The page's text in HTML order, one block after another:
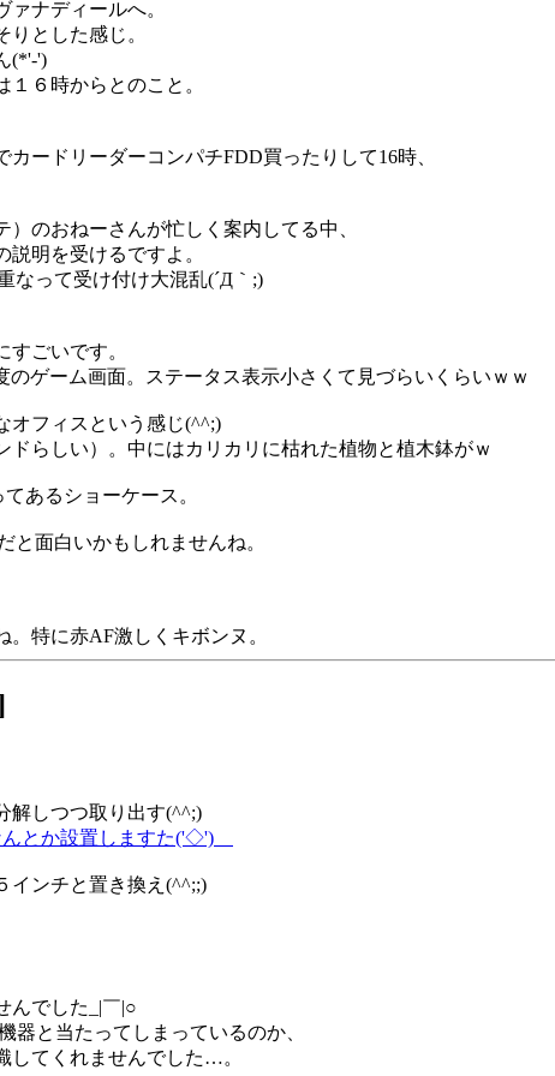
ナディールへ。
とした感じ。
(*'-')
６時からとのこと。
ードリーダーコンパチFDD買ったりして16時、
のおねーさんが忙しく案内してる中、
説明を受けるですよ。
なって受け付け大混乱(´Д｀;)
ごいです。
ゲーム画面。ステータス表示小さくて見づらいくらいｗｗ
オフィスという感じ(^^;)
らしい）。中にはカリカリに枯れた植物と植木鉢がｗ
あるショーケース。
と面白いかもしれませんね。
特に赤AF激しくキボンヌ。
解しつつ取り出す(^^;)
とか設置しますた('◇')ゞ
インチと置き換え(^^;;)
んでした_|￣|○
器と当たってしまっているのか、
してくれませんでした…。